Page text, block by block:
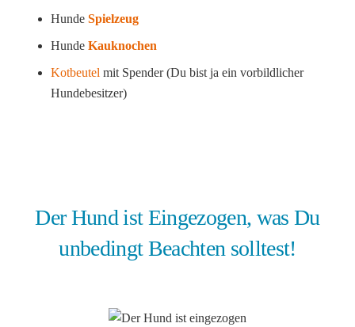
Hunde Spielzeug
Hunde Kauknochen
Kotbeutel mit Spender (Du bist ja ein vorbildlicher
Hundebesitzer)
Der Hund ist Eingezogen, was Du
unbedingt Beachten solltest!